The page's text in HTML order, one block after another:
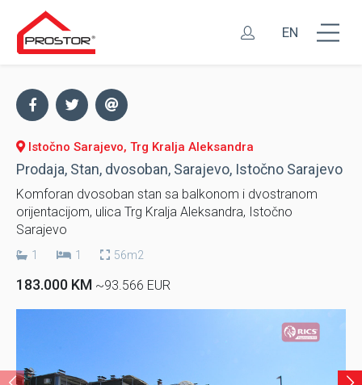
EN
Istočno Sarajevo, Trg Kralja Aleksandra
Prodaja, Stan, dvosoban, Sarajevo, Istočno Sarajevo
Komforan dvosoban stan sa balkonom i dvostranom
orijentacijom, ulica Trg Kralja Aleksandra, Istočno
Sarajevo
1 1 56m2
183.000 KM ~93.566 EUR